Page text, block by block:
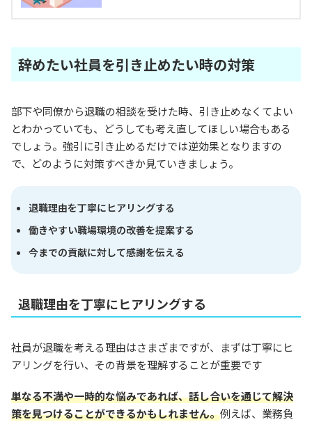
辞めたい社員を引き止めたい時の対策
部下や同僚から退職の相談を受けた時、引き止めなくてよい
とわかっていても、どうしても考え直してほしい場合もある
でしょう。強引に引き止めるだけでは逆効果となりますの
で、どのように対策すべきか見ていきましょう。
退職理由を丁寧にヒアリングする
働きやすい職場環境の改善を提案する
今までの貢献に対して感謝を伝える
退職理由を丁寧にヒアリングする
社員が退職を考える理由はさまざまですが、まずは丁寧にヒ
アリングを行い、その背景を理解することが重要です
単なる不満や一時的な悩みであれば、話し合いを通じて解決
策を見つけることができるかもしれません。例えば、業務負